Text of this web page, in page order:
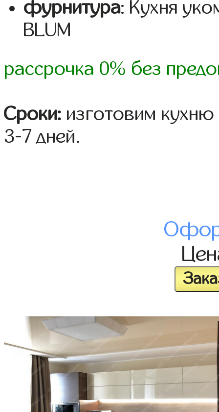
фурнитура: Кухня
BLUM
рассрочка 0% без
Сроки: изготовим
3-7 дней.